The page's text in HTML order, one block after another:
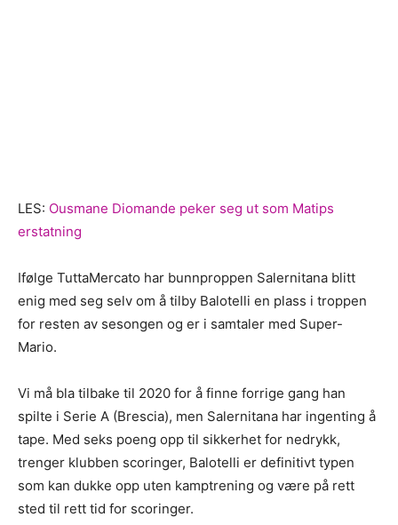
LES: Ousmane Diomande peker seg ut som Matips
erstatning
Ifølge TuttaMercato har bunnproppen Salernitana blitt
enig med seg selv om å tilby Balotelli en plass i troppen
for resten av sesongen og er i samtaler med Super-
Mario.
Vi må bla tilbake til 2020 for å finne forrige gang han
spilte i Serie A (Brescia), men Salernitana har ingenting å
tape. Med seks poeng opp til sikkerhet for nedrykk,
trenger klubben scoringer, Balotelli er definitivt typen
som kan dukke opp uten kamptrening og være på rett
sted til rett tid for scoringer.